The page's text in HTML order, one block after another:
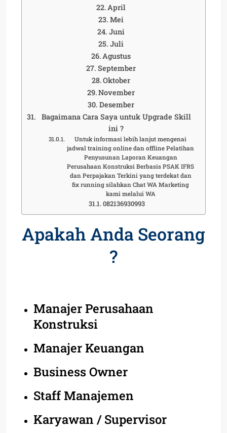
April
Mei
Juni
Juli
Agustus
September
Oktober
November
Desember
Bagaimana Cara Saya untuk Upgrade Skill
ini ?
Untuk informasi lebih lanjut mengenai
jadwal training online dan offline Pelatihan
Penyusunan Laporan Keuangan
Perusahaan Konstruksi Berbasis PSAK IFRS
dan Perpajakan Terkini yang terdekat dan
fix running silahkan Chat WA Marketing
kami melalui WA
082136930993
Apakah Anda Seorang
?
Manajer Perusahaan
Konstruksi
Manajer Keuangan
Business Owner
Staff Manajemen
Karyawan / Supervisor